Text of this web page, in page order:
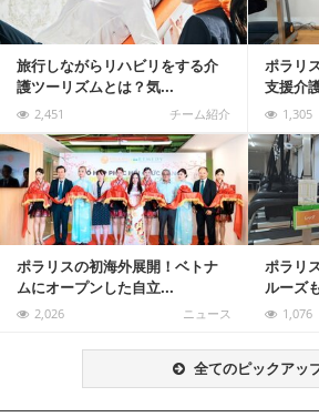
旅行しながらリハビリをする介
護ツーリズムとは？気...
2,451 チーム紹介
ポラリ
支援介
1,305
ポラリスの初海外展開！ベトナ
ムにオープンした自立...
2,026 ニュース
ポラリ
ルーズ
1,076
記事を読む
全てのピックアッ